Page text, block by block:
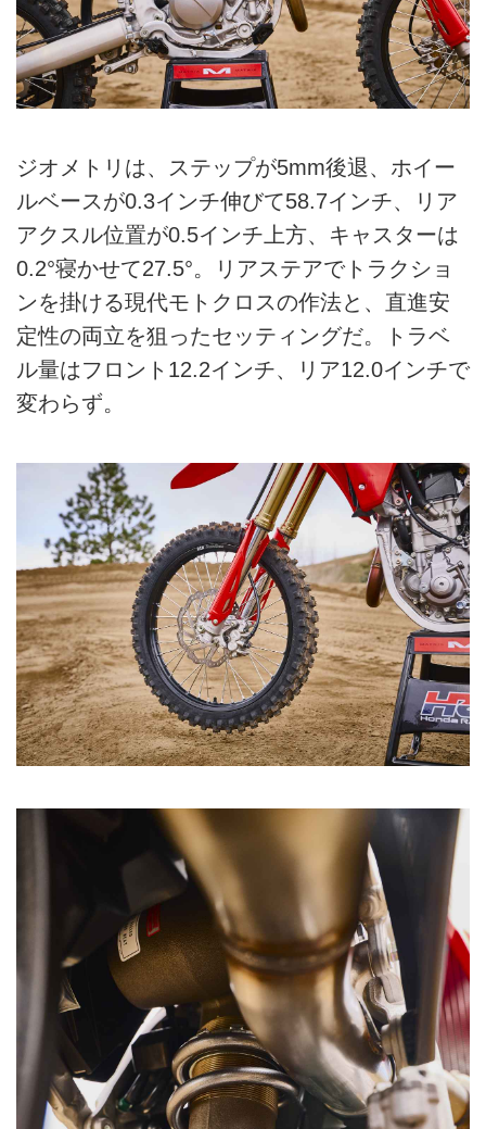
ジオメトリは、ステップが5mm後退、ホイー
ルベースが0.3インチ伸びて58.7インチ、リア
アクスル位置が0.5インチ上方、キャスターは
0.2°寝かせて27.5°。リアステアでトラクショ
ンを掛ける現代モトクロスの作法と、直進安
定性の両立を狙ったセッティングだ。トラベ
ル量はフロント12.2インチ、リア12.0インチで
変わらず。